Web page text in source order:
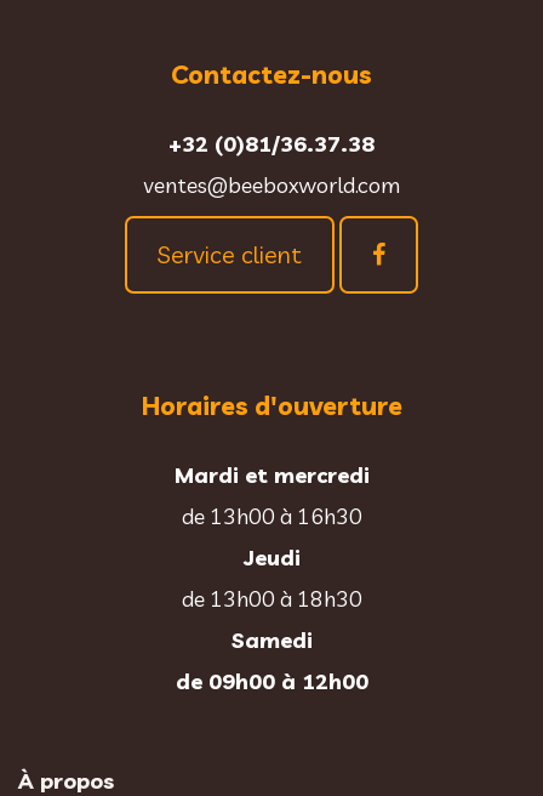
Contactez-nous
+32 (0)81/36.37.38
ventes@beeboxworld.com
Service client
Horaires d'ouverture
Mardi et mercredi
de 13h00 à 16h30
Jeudi
de 13h00 à 18h30
Samedi
de 09h00 à 12h00
À propos